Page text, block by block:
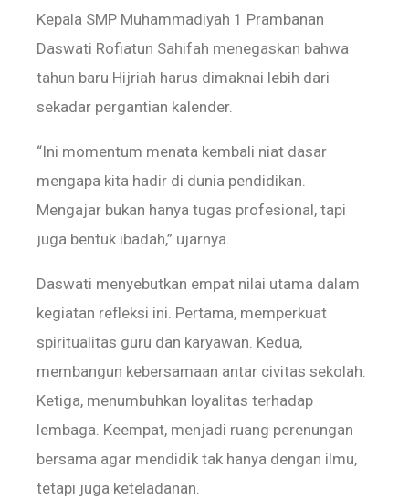
Kepala SMP Muhammadiyah 1 Prambanan
Daswati Rofiatun Sahifah menegaskan bahwa
tahun baru Hijriah harus dimaknai lebih dari
sekadar pergantian kalender.
“Ini momentum menata kembali niat dasar
mengapa kita hadir di dunia pendidikan.
Mengajar bukan hanya tugas profesional, tapi
juga bentuk ibadah,” ujarnya.
Daswati menyebutkan empat nilai utama dalam
kegiatan refleksi ini. Pertama, memperkuat
spiritualitas guru dan karyawan. Kedua,
membangun kebersamaan antar civitas sekolah.
Ketiga, menumbuhkan loyalitas terhadap
lembaga. Keempat, menjadi ruang perenungan
bersama agar mendidik tak hanya dengan ilmu,
tetapi juga keteladanan.